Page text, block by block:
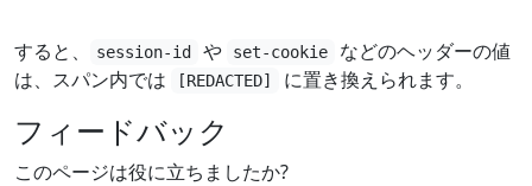
すると、 session-id や set-cookie
などのヘッダーの値
は、スパン内では
[REDACTED] に置き換えられます。
フィードバック
このページは役に立ちましたか?